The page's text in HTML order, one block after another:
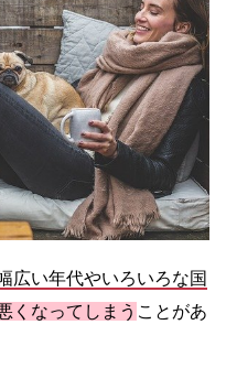
広い年代やいろいろな国
くなってしまう ことがあ